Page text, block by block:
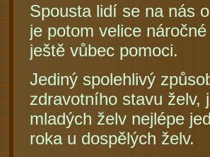
Spousta lidí se na nás
je potom velice
ještě vůbec pomoci.
Jediný spolehlivý
zdravotního stavu želv,
mladých želv nejlépe
roka u dospělých želv.